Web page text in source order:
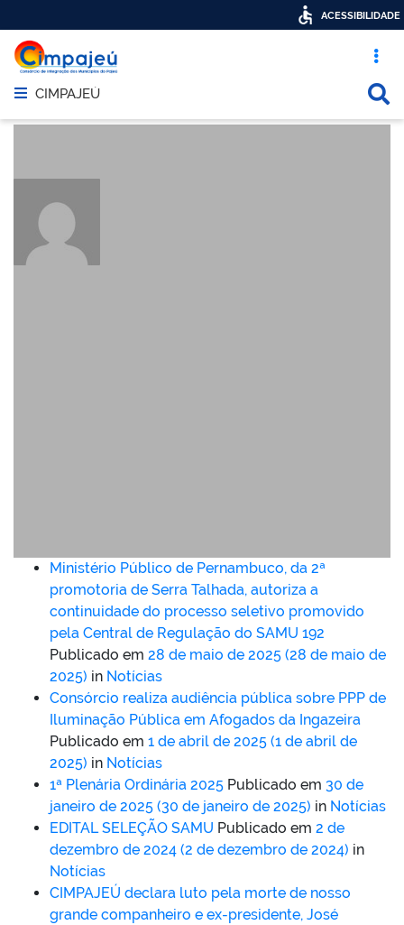
Acesso
Abrir menu principal de navegação
CIMPAJEÚ
Ministério Público de Pernambuco, da 2ª
promotoria de Serra Talhada, autoriza a
continuidade do processo seletivo promovido
pela Central de Regulação do SAMU 192
Publicado em 28 de maio de 2025 (28 de maio de
2025) in Notícias
Consórcio realiza audiência pública sobre PPP de
Iluminação Pública em Afogados da Ingazeira
Publicado em 1 de abril de 2025 (1 de abril de
2025) in Notícias
1ª Plenária Ordinária 2025 Publicado em 30 de
janeiro de 2025 (30 de janeiro de 2025) in Notícias
EDITAL SELEÇÃO SAMU Publicado em 2 de
dezembro de 2024 (2 de dezembro de 2024) in
Notícias
CIMPAJEÚ declara luto pela morte de nosso
grande companheiro e ex-presidente, José
ACESSIBILIDADE